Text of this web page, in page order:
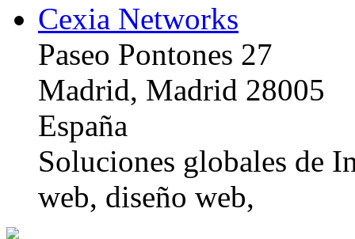
Cexia Networks
Paseo Pontones 27
Madrid, Madrid 28005
España
Soluciones globales de
web, diseño web,